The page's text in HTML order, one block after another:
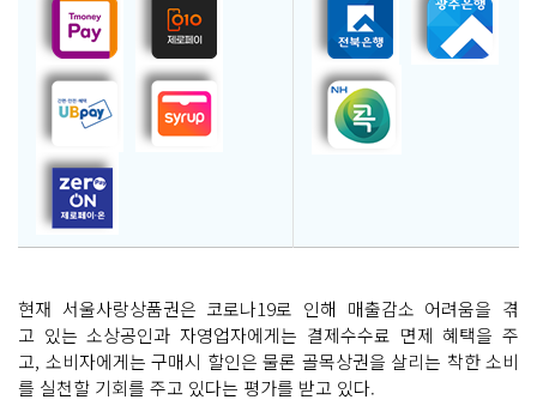
현재 서울사랑상품권은 코로나19로 인해 매출감소 어려움을 겪
고 있는 소상공인과 자영업자에게는 결제수수료 면제 혜택을 주
고, 소비자에게는 구매시 할인은 물론 골목상권을 살리는 착한 소비
를 실천할 기회를 주고 있다는 평가를 받고 있다.